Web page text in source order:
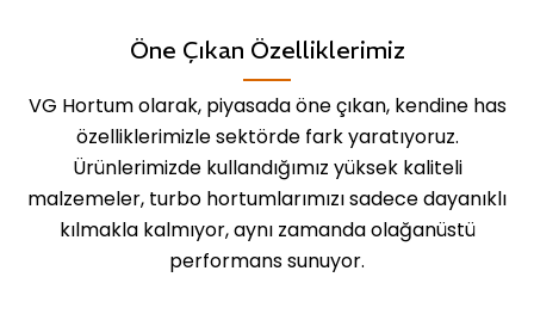
Öne Çıkan Özelliklerimiz
VG Hortum olarak, piyasada öne çıkan, kendine has
özelliklerimizle sektörde fark yaratıyoruz.
Ürünlerimizde kullandığımız yüksek kaliteli
malzemeler, turbo hortumlarımızı sadece dayanıklı
kılmakla kalmıyor, aynı zamanda olağanüstü
performans sunuyor.